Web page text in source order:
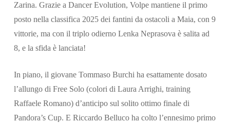
Zarina. Grazie a Dancer Evolution, Volpe mantiene il primo
posto nella classifica 2025 dei fantini da ostacoli a Maia, con 9
vittorie, ma con il triplo odierno Lenka Neprasova è salita ad
8, e la sfida è lanciata!
In piano, il giovane Tommaso Burchi ha esattamente dosato
l’allungo di Free Solo (colori di Laura Arrighi, training
Raffaele Romano) d’anticipo sul solito ottimo finale di
Pandora’s Cup. E Riccardo Belluco ha colto l’ennesimo primo